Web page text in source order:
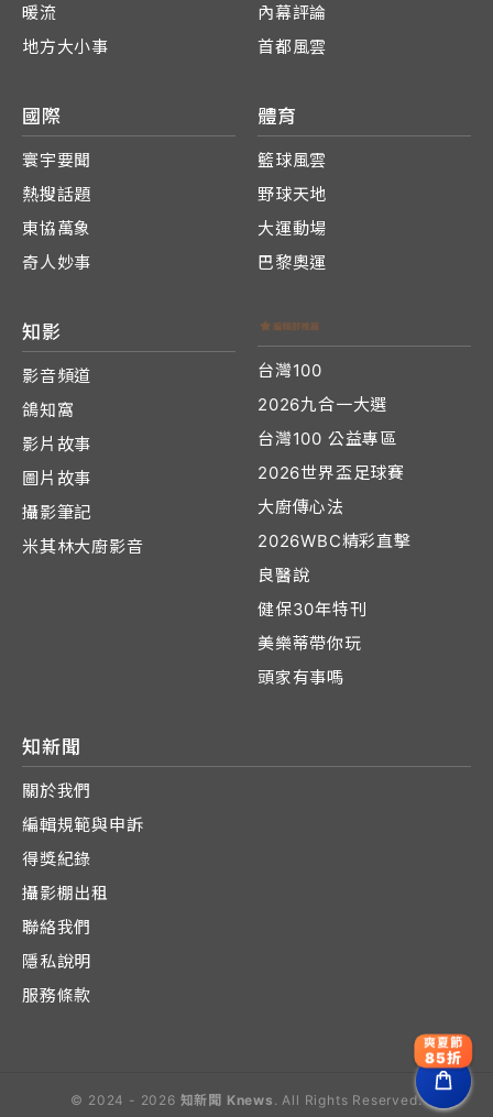
暖流
地方大小事
內幕評論
首都風雲
國際
寰宇要聞
熱搜話題
東協萬象
奇人妙事
體育
籃球風雲
野球天地
大運動場
巴黎奧運
知影
影音頻道
鴿知窩
影片故事
圖片故事
攝影筆記
米其林大廚影音
台灣100
2026九合一大選
台灣100 公益專區
2026世界盃足球賽
大廚傳心法
2026WBC精彩直擊
良醫說
健保30年特刊
美樂蒂帶你玩
頭家有事嗎
知新聞
關於我們
編輯規範與申訴
得獎紀錄
攝影棚出租
聯絡我們
隱私說明
服務條款
© 2024 - 2026 知新聞 Knews . All Rights Reserved.
爽夏節
85折